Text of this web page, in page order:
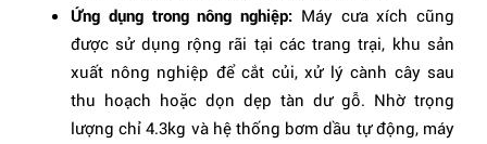
Ứng dụng trong nông nghiệp: Máy cưa xích cũng
được sử dụng rộng rãi tại các trang trại, khu sản
xuất nông nghiệp để cắt củi, xử lý cành cây sau
thu hoạch hoặc dọn dẹp tàn dư gỗ. Nhờ trọng
lượng chỉ 4.3kg và hệ thống bơm dầu tự động, máy